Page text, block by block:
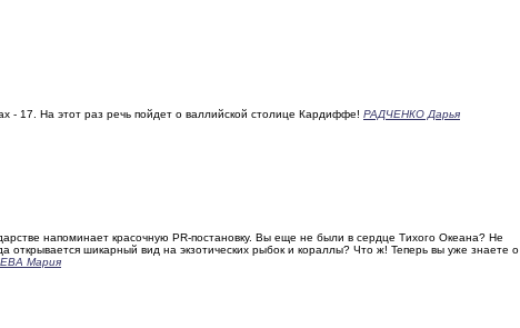
- 17. На этот раз речь пойдет о валлийской столице Кардиффе! РАДЧЕНКО Дарья
напоминает красочную PR-постановку. Вы еще не были в сердце Тихого Океана? Не
открывается шикарный вид на экзотических рыбок и кораллы? Что ж! Теперь вы уже знаете о
Мария